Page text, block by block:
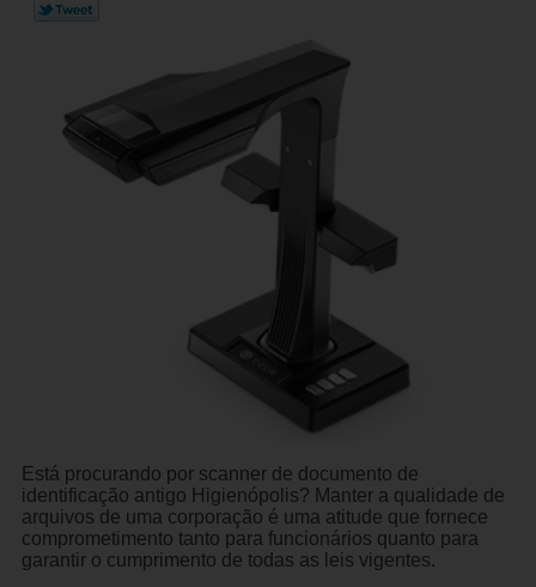
Está procurando por scanner de documento de
identificação antigo Higienópolis? Manter a qualidade de
arquivos de uma corporação é uma atitude que fornece
comprometimento tanto para funcionários quanto para
garantir o cumprimento de todas as leis vigentes.